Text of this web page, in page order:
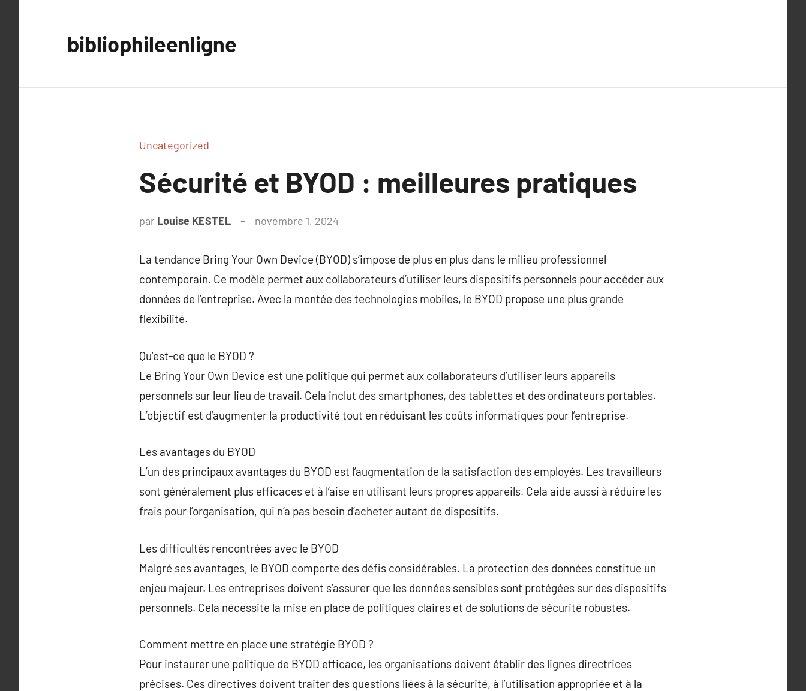
bibliophileenligne
Uncategorized
Sécurité et BYOD : meilleures pratiques
par Louise KESTEL novembre 1, 2024
La tendance Bring Your Own Device (BYOD) s’impose de plus en plus dans le milieu professionnel
contemporain. Ce modèle permet aux collaborateurs d’utiliser leurs dispositifs personnels pour accéder aux
données de l’entreprise. Avec la montée des technologies mobiles, le BYOD propose une plus grande
flexibilité.
Qu’est-ce que le BYOD ?
Le Bring Your Own Device est une politique qui permet aux collaborateurs d’utiliser leurs appareils
personnels sur leur lieu de travail. Cela inclut des smartphones, des tablettes et des ordinateurs portables.
L’objectif est d’augmenter la productivité tout en réduisant les coûts informatiques pour l’entreprise.
Les avantages du BYOD
L’un des principaux avantages du BYOD est l’augmentation de la satisfaction des employés. Les travailleurs
sont généralement plus efficaces et à l’aise en utilisant leurs propres appareils. Cela aide aussi à réduire les
frais pour l’organisation, qui n’a pas besoin d’acheter autant de dispositifs.
Les difficultés rencontrées avec le BYOD
Malgré ses avantages, le BYOD comporte des défis considérables. La protection des données constitue un
enjeu majeur. Les entreprises doivent s’assurer que les données sensibles sont protégées sur des dispositifs
personnels. Cela nécessite la mise en place de politiques claires et de solutions de sécurité robustes.
Comment mettre en place une stratégie BYOD ?
Pour instaurer une politique de BYOD efficace, les organisations doivent établir des lignes directrices
précises. Ces directives doivent traiter des questions liées à la sécurité, à l’utilisation appropriée et à la